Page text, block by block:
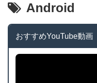
Android
おすすめYouTube動画